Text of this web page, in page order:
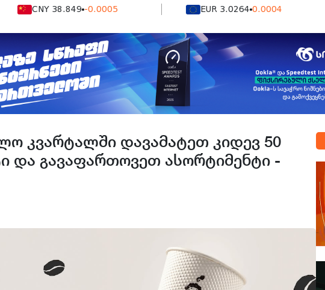
CNY 38.849 -0.0005 EUR 3.0264 0.0004
კვარტალში დავამატეთ კიდევ 50
და გავაფართოვეთ ასორტიმენტი -